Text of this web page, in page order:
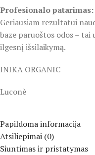
Profesionalo patarimas:
Geriausiam rezultatui
baze paruoštos odos –
ilgesnį išsilaikymą.
INIKA ORGANIC
Luconè
Papildoma informacija
Atsiliepimai (0)
Siuntimas ir pristatymas